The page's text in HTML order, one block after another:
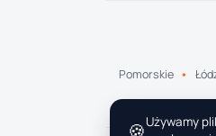
Pomorskie
🍪Używamy